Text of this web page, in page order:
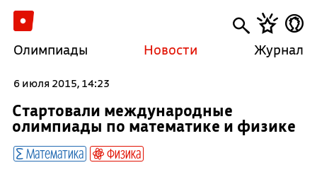
Олимпиады Новости Журнал
6 июля 2015, 14:23
Стартовали международные
олимпиады по математике и физике
Математика Физика